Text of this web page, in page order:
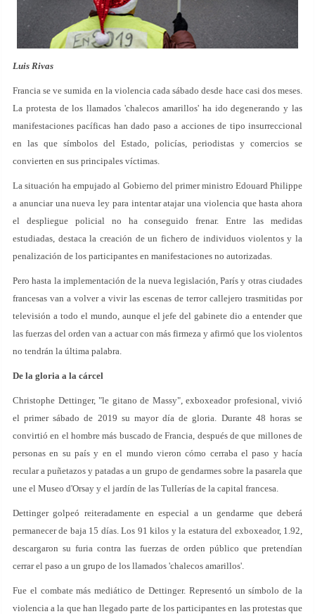
Luis Rivas
Francia se ve sumida en la violencia cada sábado desde hace casi dos meses.
La protesta de los llamados 'chalecos amarillos' ha ido degenerando y las
manifestaciones pacíficas han dado paso a acciones de tipo insurreccional
en las que símbolos del Estado, policías, periodistas y comercios se
convierten en sus principales víctimas.
La situación ha empujado al Gobierno del primer ministro Edouard Philippe
a anunciar una nueva ley para intentar atajar una violencia que hasta ahora
el despliegue policial no ha conseguido frenar. Entre las medidas
estudiadas, destaca la creación de un fichero de individuos violentos y la
penalización de los participantes en manifestaciones no autorizadas.
Pero hasta la implementación de la nueva legislación, París y otras ciudades
francesas van a volver a vivir las escenas de terror callejero trasmitidas por
televisión a todo el mundo, aunque el jefe del gabinete dio a entender que
las fuerzas del orden van a actuar con más firmeza y afirmó que los violentos
no tendrán la última palabra.
De la gloria a la cárcel
Christophe Dettinger, "le gitano de Massy", exboxeador profesional, vivió
el primer sábado de 2019 su mayor día de gloria. Durante 48 horas se
convirtió en el hombre más buscado de Francia, después de que millones de
personas en su país y en el mundo vieron cómo cerraba el paso y hacía
recular a puñetazos y patadas a un grupo de gendarmes sobre la pasarela que
une el Museo d'Orsay y el jardín de las Tullerías de la capital francesa.
Dettinger golpeó reiteradamente en especial a un gendarme que deberá
permanecer de baja 15 días. Los 91 kilos y la estatura del exboxeador, 1.92,
descargaron su furia contra las fuerzas de orden público que pretendían
cerrar el paso a un grupo de los llamados 'chalecos amarillos'.
Fue el combate más mediático de Dettinger. Representó un símbolo de la
violencia a la que han llegado parte de los participantes en las protestas que